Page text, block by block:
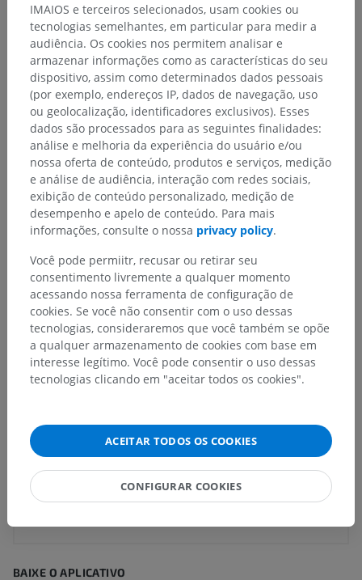
Hierarquia anatômica
Anatomia humana 1
Anatomia sistêmica> Sistema circulatório> Veias
Veias pulmonares> Veia pulmonar
Estruturas subjacentes:Não há nenhuma estrutura
subjacente para esta parte anatômica
Traduções
Encontrou um erro?
Não hesite em nos sugerir uma correção, tradução ou
melhora de conteúdo.
BAIXE O APLICATIVO
IMAIOS e terceiros selecionados, usam cookies ou
tecnologias semelhantes, em particular para medir a
audiência. Os cookies nos permitem analisar e
armazenar informações como as características do seu
dispositivo, assim como determinados dados pessoais
(por exemplo, endereços IP, dados de navegação, uso
ou geolocalização, identificadores exclusivos). Esses
dados são processados para as seguintes finalidades:
análise e melhoria da experiência do usuário e/ou
nossa oferta de conteúdo, produtos e serviços, medição
e análise de audiência, interação com redes sociais,
exibição de conteúdo personalizado, medição de
desempenho e apelo de conteúdo. Para mais
informações, consulte o nossa privacy policy.
Você pode permiitr, recusar ou retirar seu
consentimento livremente a qualquer momento
acessando nossa ferramenta de configuração de
cookies. Se você não consentir com o uso dessas
tecnologias, consideraremos que você também se opõe
a qualquer armazenamento de cookies com base em
interesse legítimo. Você pode consentir o uso dessas
tecnologias clicando em "aceitar todos os cookies".
ACEITAR TODOS OS COOKIES
CONFIGURAR COOKIES